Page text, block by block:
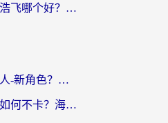
海外党纠结斧牛和浩飞哪个好？一篇搞定回国加速器选择+无缝访问国内资源指南
越南怎么玩时空猎人-新角色？海外党亲测有效的国服游戏加速指南
在欧洲打奇迹暖暖如何不卡？海外党玩国服游戏的终极加速攻略